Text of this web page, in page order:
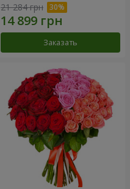
21 284 грн
Заказать